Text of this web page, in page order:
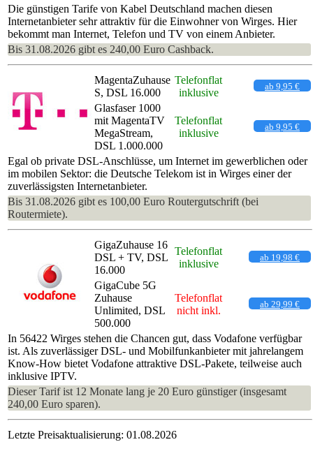
Die günstigen Tarife von Kabel Deutschland machen diesen
Internetanbieter sehr attraktiv für die Einwohner von Wirges. Hier
bekommt man Internet, Telefon und TV von einem Anbieter.
Bis 31.08.2026 gibt es 240,00 Euro Cashback.
MagentaZuhause
S, DSL 16.000
Telefonflat
inklusive
ab 9,95 €
Glasfaser 1000
mit MagentaTV
MegaStream,
DSL 1.000.000
Telefonflat
inklusive
ab 9,95 €
Egal ob private DSL-Anschlüsse, um Internet im gewerblichen oder
im mobilen Sektor: die Deutsche Telekom ist in Wirges einer der
zuverlässigsten Internetanbieter.
Bis 31.08.2026 gibt es 100,00 Euro Routergutschrift (bei
Routermiete).
GigaZuhause 16
DSL + TV, DSL
16.000
Telefonflat
inklusive
ab 19,98 €
GigaCube 5G
Zuhause
Unlimited, DSL
500.000
Telefonflat
nicht inkl.
ab 29,99 €
In 56422 Wirges stehen die Chancen gut, dass Vodafone verfügbar
ist. Als zuverlässiger DSL- und Mobilfunkanbieter mit jahrelangem
Know-How bietet Vodafone attraktive DSL-Pakete, teilweise auch
inklusive IPTV.
Dieser Tarif ist 12 Monate lang je 20 Euro günstiger (insgesamt
240,00 Euro sparen).
Letzte Preisaktualisierung: 01.08.2026